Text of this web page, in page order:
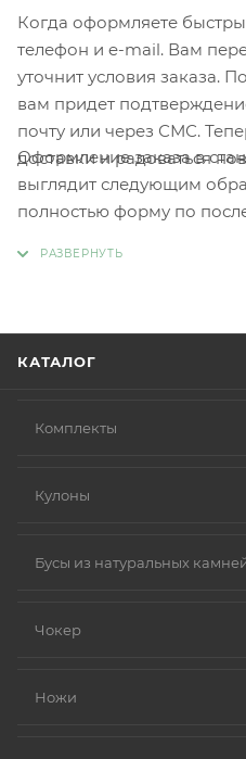
Когда оформляете
телефон и e-mail. Вам
уточнит условия заказа.
вам придет
почту или через СМС.
доставки и радоваться
Оформление заказа в
выглядит следующим
полностью форму по
КАТАЛОГ
Комплекты
Кулоны
Бусы из натуральных
Чокер
Ножи